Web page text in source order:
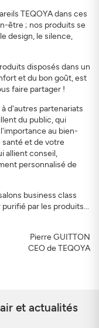
TEQOYA dans ces
être ; nos produits se
design, le silence,
disposés dans un
et du bon goût, est
faire partager !
d'autres partenariats
du public, qui
au bien-
et de votre
allient conseil,
personnalisé de
business class
par les produits...
Pierre GUITTON
CEO de TEQOYA
et actualités